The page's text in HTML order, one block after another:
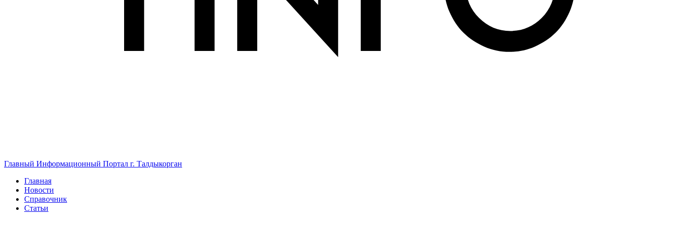
Главный Информационный Портал г. Талдыкорган
Главная
Новости
Справочник
Статьи